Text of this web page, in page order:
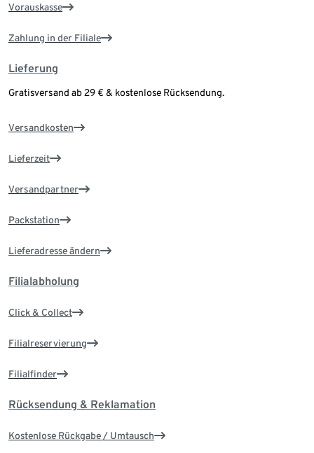
Vorauskasse
Zahlung in der Filiale
Lieferung
Gratisversand ab 29 € & kostenlose Rücksendung.
Versandkosten
Lieferzeit
Versandpartner
Packstation
Lieferadresse ändern
Filialabholung
Click & Collect
Filialreservierung
Filialfinder
Rücksendung & Reklamation
Kostenlose Rückgabe / Umtausch